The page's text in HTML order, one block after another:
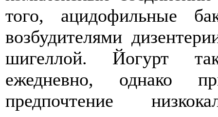
того, ацидофильные
возбудителями
шигеллой. Йогурт
ежедневно, однако
предпочтение